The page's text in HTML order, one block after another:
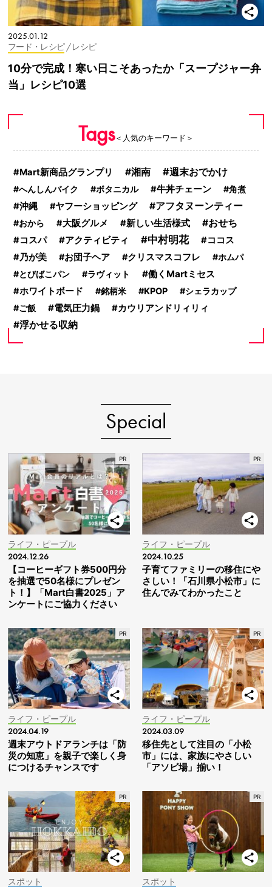
2025.01.12
フード・レシピ / レシピ
10分で完成！寒い日こそあったか「スープジャー弁
当」レシピ10選
Tags＜人気のキーワード＞
Mart新商品グランプリ 湘南 週末おでかけ
へんしんバイク ボタニカル 牛丼チェーン 角煮
沖縄 ヤフーショッピング アフタヌーンティー
おから 大阪グルメ 新しい生活様式 おせち
コスパ アクティビティ 中村明花
ココス
乃が美
お団子ヘア クリスマスコフレ
ホムパ
とびばこパン
ラヴィット 働くMartミセス
ホワイトボード 銘柄米 KPOP
シェラカップ
ご飯
電気圧力鍋 カウリアンドリィリィ
浮かせる収納
Special
ライフ・ピープル
2024.12.26
【コーヒーギフト券500円分
を抽選で50名様にプレゼン
ト！】「Mart白書2025」ア
ンケートにご協力ください
ライフ・ピープル
2024.10.25
子育てファミリーの移住にや
さしい！「石川県小松市」に
住んでみてわかったこと
ライフ・ピープル
2024.04.19
週末アウトドアランチは「防
災の知恵」を親子で楽しく身
につけるチャンスです
ライフ・ピープル
2024.03.09
移住先として注目の「小松
市」には、家族にやさしい
「アソビ場」揃い！
スポット スポット